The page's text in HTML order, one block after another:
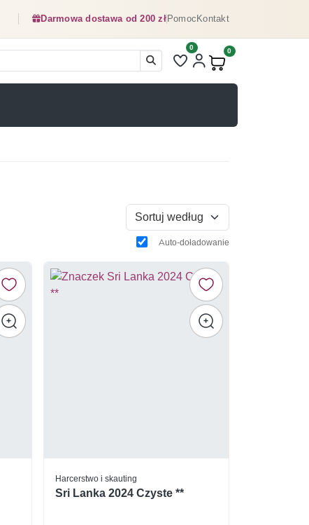
Darmowa dostawa od 200 złPomocKontakt
Liczba pozycji na liście
0
Produkty w koszyku:
0
Sortuj według
Auto-doładowanie
Harcerstwo i skauting
Sri Lanka 2024 Czyste **